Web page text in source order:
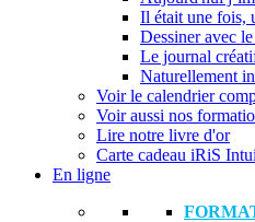
Il était une fois,
Dessiner avec
Le journal
Naturellement
Voir le calendrier
Voir aussi nos
Lire notre livre d'or
Carte cadeau iRiS
En ligne